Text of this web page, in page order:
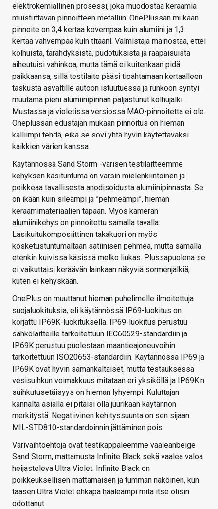
elektrokemiallinen prosessi, joka muodostaa keraamia
muistuttavan pinnoitteen metalliin. OnePlussan mukaan
pinnoite on 3,4 kertaa kovempaa kuin alumiini ja 1,3
kertaa vahvempaa kuin titaani. Valmistaja mainostaa, ettei
kolhuista, tärähdyksistä, pudotuksista ja raapaisuista
aiheutuisi vahinkoa, mutta tämä ei kuitenkaan pidä
paikkaansa, sillä testilaite pääsi tipahtamaan kertaalleen
taskusta asvaltille autoon istuutuessa ja runkoon syntyi
muutama pieni alumiinipinnan paljastunut kolhujälki.
Mustassa ja violetissa versiossa MAO-pinnoitetta ei ole.
Oneplussan edustajan mukaan pinnoitus on hieman
kalliimpi tehdä, eikä se sovi yhtä hyvin käytettäväksi
kaikkien värien kanssa.
Käytännössä Sand Storm -värisen testilaitteemme
kehyksen käsituntuma on varsin mielenkiintoinen ja
poikkeaa tavallisesta anodisoidusta alumiinipinnasta. Se
on ikään kuin sileämpi ja ”pehmeämpi”, hieman
keraamimateriaalien tapaan. Myös kameran
alumiinikehys on pinnoitettu samalla tavalla.
Lasikuitukomposiittinen takakuori on myös
kosketustuntumaltaan satiinisen pehmeä, mutta samalla
etenkin kuivissa käsissä melko liukas. Plussapuolena se
ei vaikuttaisi keräävän lainkaan näkyviä sormenjälkiä,
kuten ei kehyskään.
OnePlus on muuttanut hieman puhelimelle ilmoitettuja
suojaluokituksia, eli käytännössä IP69-luokitus on
korjattu IP69K-luokituksella. IP69-luokitus perustuu
sähkölaitteille tarkoitettuun IEC60529-standardiin ja
IP69K perustuu puolestaan maantieajoneuvoihin
tarkoitettuun ISO20653-standardiin. Käytännössä IP69 ja
IP69K ovat hyvin samankaltaiset, mutta testauksessa
vesisuihkun voimakkuus mitataan eri yksiköllä ja IP69K:n
suihkutusetäisyys on hieman lyhyempi. Kuluttajan
kannalta asialla ei pitäisi olla juurikaan käytännön
merkitystä. Negatiivinen kehityssuunta on sen sijaan
MIL-STD810-standardoinnin jättäminen pois.
Värivaihtoehtoja ovat testikappaleemme vaaleanbeige
Sand Storm, mattamusta Infinite Black sekä vaalea valoa
heijasteleva Ultra Violet. Infinite Black on
poikkeuksellisen mattamaisen ja tumman näköinen, kun
taasen Ultra Violet ehkäpä haaleampi mitä itse olisin
odottanut.